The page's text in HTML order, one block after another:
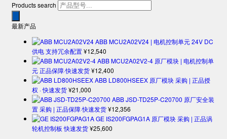
Products search
最新产品
ABB MCU2A02V24 | 电机控制单元 24V DC
供电 支持冗余配置¥12,540
ABB MCU2A02V2-4 原厂模块 | 电机控制单
元 正品保障·快速发货¥12,400
ABB LD800HSEEX 原厂模块 采购 | 正品授
权 · 快速发货¥21,000
ABB JSD-TD25P-C20700 原厂安全装
置 采购 | 正品保障·快速发货¥12,356
GE IS200FGPAG1A 原厂模块 采购 | 正品涡
轮机控制板 快速发货¥25,600